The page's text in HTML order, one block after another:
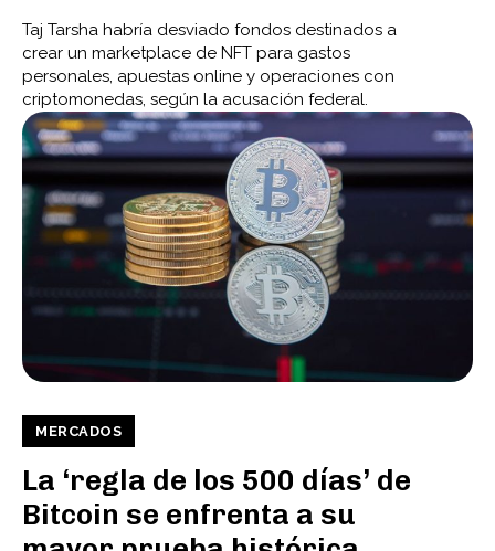
Taj Tarsha habría desviado fondos destinados a
crear un marketplace de NFT para gastos
personales, apuestas online y operaciones con
criptomonedas, según la acusación federal.
MERCADOS
La ‘regla de los 500 días’ de
Bitcoin se enfrenta a su